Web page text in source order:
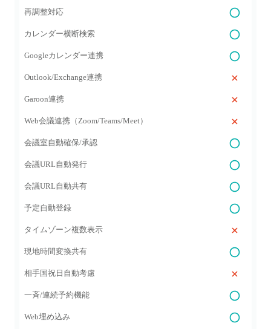
再調整対応
カレンダー横断検索
Googleカレンダー連携
Outlook/Exchange連携
Garoon連携
Web会議連携（Zoom/Teams/Meet）
会議室自動確保/承認
会議URL自動発行
会議URL自動共有
予定自動登録
タイムゾーン複数表示
現地時間変換共有
相手国祝日自動考慮
一斉/連続予約機能
Web埋め込み